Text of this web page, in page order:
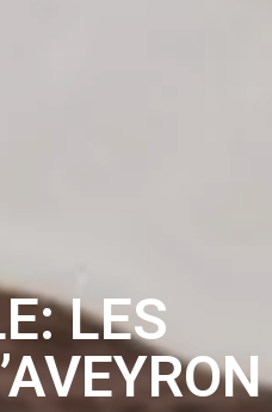
LES